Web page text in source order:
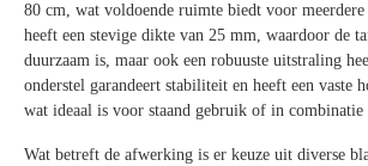
80 cm, wat voldoende ruimte biedt voor
heeft een stevige dikte van 25 mm, waardoor de
duurzaam is, maar ook een robuuste uitstraling
onderstel garandeert stabiliteit en heeft een vaste
wat ideaal is voor staand gebruik of in
Wat betreft de afwerking is er keuze uit diverse